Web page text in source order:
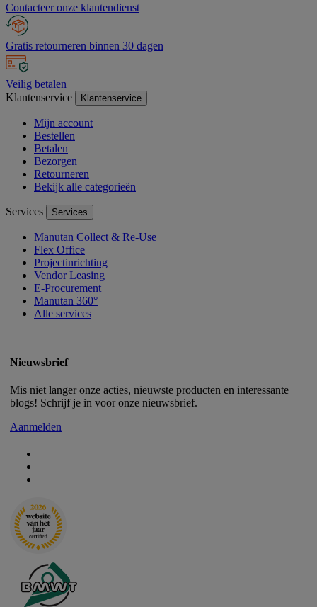
Contacteer onze klantendienst
Gratis retourneren binnen 30 dagen
Veilig betalen
Klantenservice
Klantenservice
Mijn account
Bestellen
Betalen
Bezorgen
Retourneren
Bekijk alle categorieën
Services Services
Manutan Collect & Re-Use
Flex Office
Projectinrichting
Vendor Leasing
E-Procurement
Manutan 360°
Alle services
Nieuwsbrief
Mis niet langer onze acties, nieuwste producten en interessante
blogs! Schrijf je in voor onze nieuwsbrief.
Aanmelden